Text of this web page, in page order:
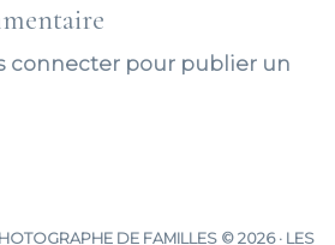
connecter pour publier un
DE FAMILLES © 2026 · LES